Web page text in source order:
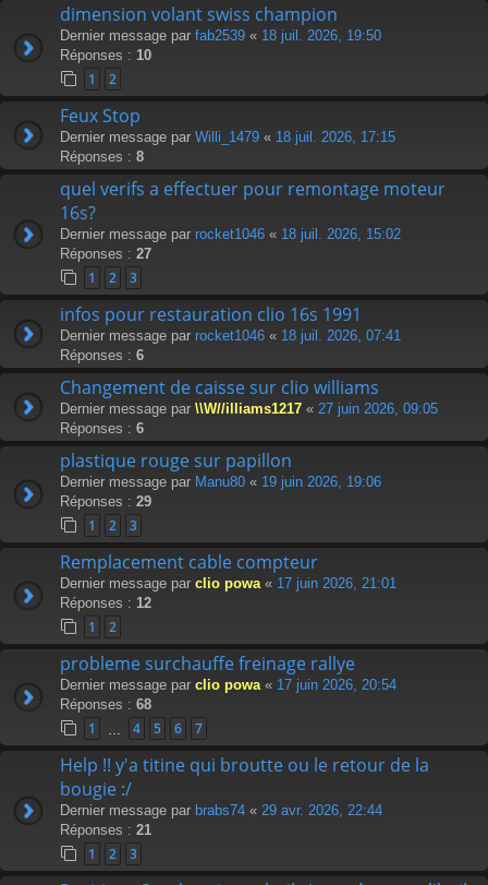
dimension volant swiss champion
Dernier message par fab2539 « 18 juil. 2026, 19:50
Réponses : 10
1 2
Feux Stop
Dernier message par Willi_1479 « 18 juil. 2026, 17:15
Réponses : 8
quel verifs a effectuer pour remontage moteur
16s?
Dernier message par rocket1046 « 18 juil. 2026, 15:02
Réponses : 27
1 2 3
infos pour restauration clio 16s 1991
Dernier message par rocket1046 « 18 juil. 2026, 07:41
Réponses : 6
Changement de caisse sur clio williams
Dernier message par \\W//illiams1217 « 27 juin 2026, 09:05
Réponses : 6
plastique rouge sur papillon
Dernier message par Manu80 « 19 juin 2026, 19:06
Réponses : 29
1 2 3
Remplacement cable compteur
Dernier message par clio powa « 17 juin 2026, 21:01
Réponses : 12
1 2
probleme surchauffe freinage rallye
Dernier message par clio powa « 17 juin 2026, 20:54
Réponses : 68
1 4 5 6 7
Help !! y'a titine qui broutte ou le retour de la
bougie :/
Dernier message par brabs74 « 29 avr. 2026, 22:44
Réponses : 21
1 2 3